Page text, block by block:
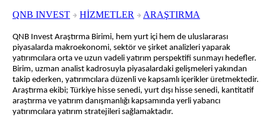
QNB INVEST HİZMETLER ARAŞTIRMA
QNB Invest Araştırma Birimi, hem yurt içi hem de uluslararası
piyasalarda makroekonomi, sektör ve şirket analizleri yaparak
yatırımcılara orta ve uzun vadeli yatırım perspektifi sunmayı hedefler.
Birim, uzman analist kadrosuyla piyasalardaki gelişmeleri yakından
takip ederken, yatırımcılara düzenli ve kapsamlı içerikler üretmektedir.
Araştırma ekibi; Türkiye hisse senedi, yurt dışı hisse senedi, kantitatif
araştırma ve yatırım danışmanlığı kapsamında yerli yabancı
yatırımcılara yatırım stratejileri sağlamaktadır.